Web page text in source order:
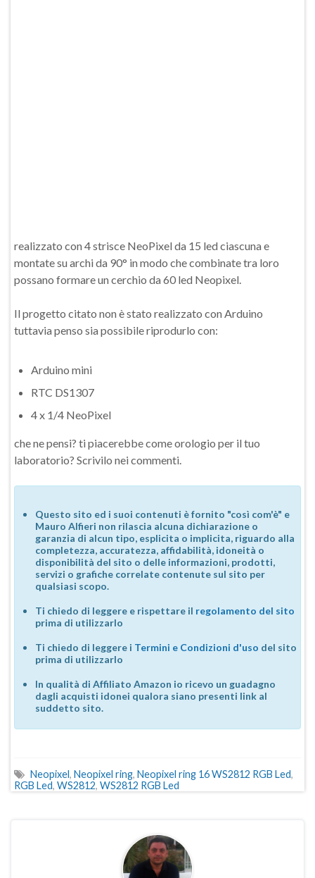
realizzato con 4 strisce NeoPixel da 15 led ciascuna e
montate su archi da 90° in modo che combinate tra loro
possano formare un cerchio da 60 led Neopixel.
Il progetto citato non è stato realizzato con Arduino
tuttavia penso sia possibile riprodurlo con:
Arduino mini
RTC DS1307
4 x 1/4 NeoPixel
che ne pensi? ti piacerebbe come orologio per il tuo
laboratorio? Scrivilo nei commenti.
Questo sito ed i suoi contenuti è fornito "così com'è" e
Mauro Alfieri non rilascia alcuna dichiarazione o
garanzia di alcun tipo, esplicita o implicita, riguardo alla
completezza, accuratezza, affidabilità, idoneità o
disponibilità del sito o delle informazioni, prodotti,
servizi o grafiche correlate contenute sul sito per
qualsiasi scopo.
Ti chiedo di leggere e rispettare il regolamento del sito
prima di utilizzarlo
Ti chiedo di leggere i Termini e Condizioni d'uso del sito
prima di utilizzarlo
In qualità di Affiliato Amazon io ricevo un guadagno
dagli acquisti idonei qualora siano presenti link al
suddetto sito.
Neopixel, Neopixel ring, Neopixel ring 16 WS2812 RGB Led,
RGB Led, WS2812, WS2812 RGB Led